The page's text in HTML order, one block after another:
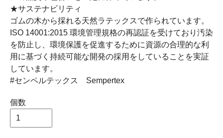
★サステナビリティ
ゴムの木から採れる天然ラテックスで作られています。
ISO 14001:2015 環境管理規格の再認証を受けており汚染
を防止し、環境保護を促進するために資源の合理的な利
用に基づく持続可能な開発の採用をしていることを実証
しています。
#センペルテックス Sempertex
個数